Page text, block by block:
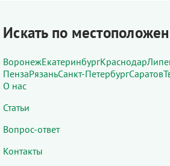
Искать по
ВоронежЕкатеринбургКраснодар
ПензаРязаньСанкт-ПетербургСаратов
О нас
Статьи
Вопрос-ответ
Контакты